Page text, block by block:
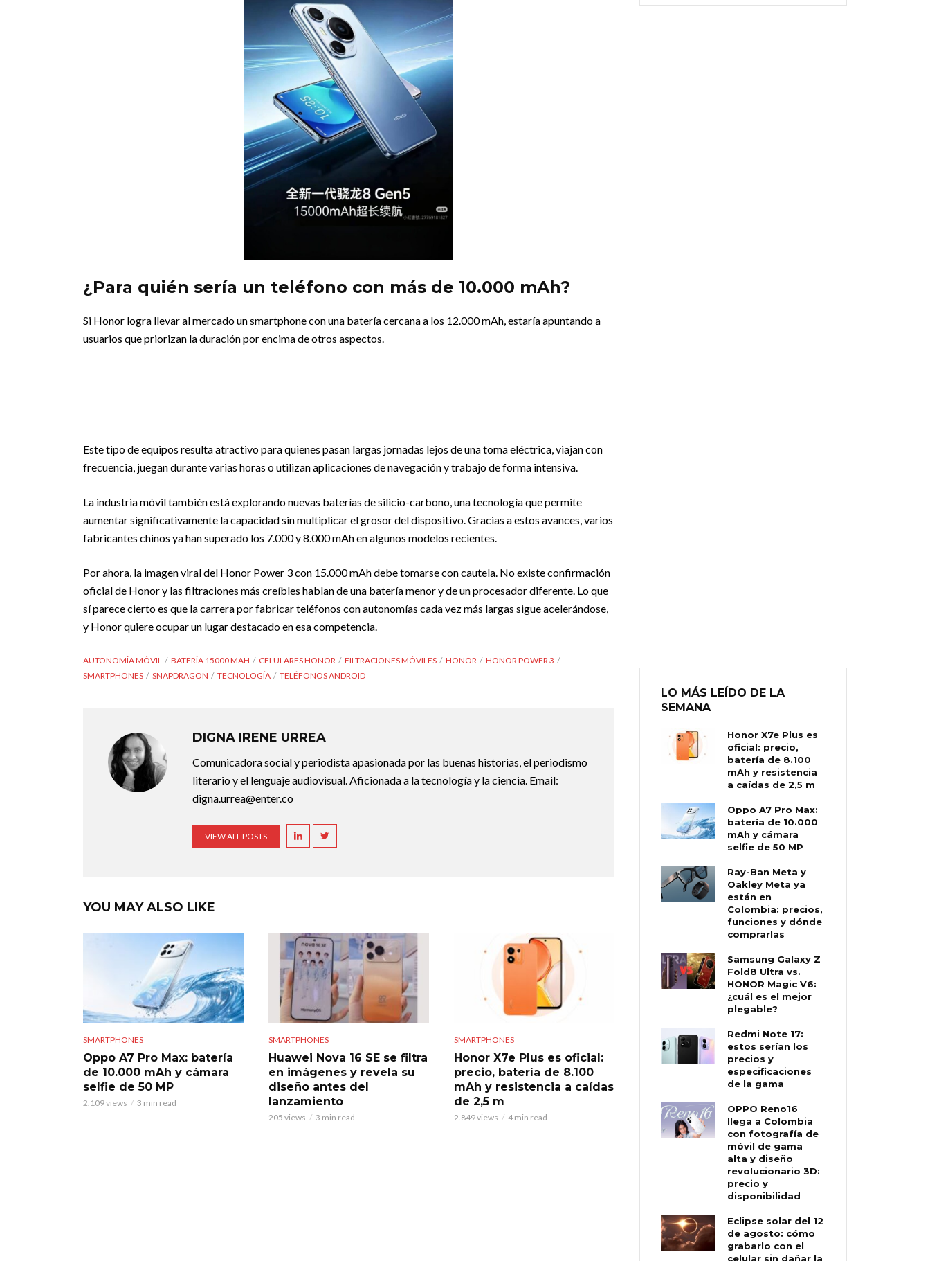
¿Para quién sería un teléfono con más de 10.000 mAh?
Si Honor logra llevar al mercado un smartphone con una batería cercana a los 12.000 mAh, estaría apuntando a
usuarios que priorizan la duración por encima de otros aspectos.
Este tipo de equipos resulta atractivo para quienes pasan largas jornadas lejos de una toma eléctrica, viajan con
frecuencia, juegan durante varias horas o utilizan aplicaciones de navegación y trabajo de forma intensiva.
La industria móvil también está explorando nuevas baterías de silicio-carbono, una tecnología que permite
aumentar significativamente la capacidad sin multiplicar el grosor del dispositivo. Gracias a estos avances, varios
fabricantes chinos ya han superado los 7.000 y 8.000 mAh en algunos modelos recientes.
Por ahora, la imagen viral del Honor Power 3 con 15.000 mAh debe tomarse con cautela. No existe confirmación
oficial de Honor y las filtraciones más creíbles hablan de una batería menor y de un procesador diferente. Lo que
sí parece cierto es que la carrera por fabricar teléfonos con autonomías cada vez más largas sigue acelerándose,
y Honor quiere ocupar un lugar destacado en esa competencia.
AUTONOMÍA MÓVIL BATERÍA 15000 MAH CELULARES HONOR FILTRACIONES MÓVILES HONOR
HONOR POWER 3
SMARTPHONES
SNAPDRAGON TECNOLOGÍA TELÉFONOS ANDROID
DIGNA IRENE URREA
Comunicadora social y periodista apasionada por las buenas historias, el periodismo
literario y el lenguaje audiovisual. Aficionada a la tecnología y la ciencia. Email:
digna.urrea@enter.co
VIEW ALL POSTS
YOU MAY ALSO LIKE
SMARTPHONES
Oppo A7 Pro Max: batería
de 10.000 mAh y cámara
selfie de 50 MP
2.109 views 3 min read
SMARTPHONES
Huawei Nova 16 SE se filtra
en imágenes y revela su
diseño antes del
lanzamiento
205 views 3 min read
SMARTPHONES
Honor X7e Plus es oficial:
precio, batería de 8.100
mAh y resistencia a caídas
de 2,5 m
2.849 views 4 min read
LO MÁS LEÍDO DE LA
SEMANA
Honor X7e Plus es
oficial: precio,
batería de 8.100
mAh y resistencia
a caídas de 2,5 m
Oppo A7 Pro Max:
batería de 10.000
mAh y cámara
selfie de 50 MP
Ray-Ban Meta y
Oakley Meta ya
están en
Colombia: precios,
funciones y dónde
comprarlas
Samsung Galaxy Z
Fold8 Ultra vs.
HONOR Magic V6:
¿cuál es el mejor
plegable?
Redmi Note 17:
estos serían los
precios y
especificaciones
de la gama
OPPO Reno16
llega a Colombia
con fotografía de
móvil de gama
alta y diseño
revolucionario 3D:
precio y
disponibilidad
Eclipse solar del 12
de agosto: cómo
grabarlo con el
celular sin dañar la